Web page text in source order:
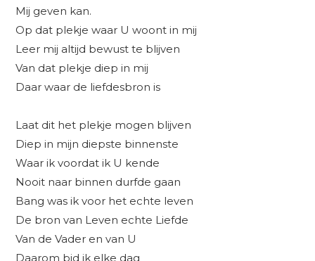
Mij geven kan.
Op dat plekje waar U woont in mij
Leer mij altijd bewust te blijven
Van dat plekje diep in mij
Daar waar de liefdesbron is
Laat dit het plekje mogen blijven
Diep in mijn diepste binnenste
Waar ik voordat ik U kende
Nooit naar binnen durfde gaan
Bang was ik voor het echte leven
De bron van Leven echte Liefde
Van de Vader en van U
Daarom bid ik elke dag